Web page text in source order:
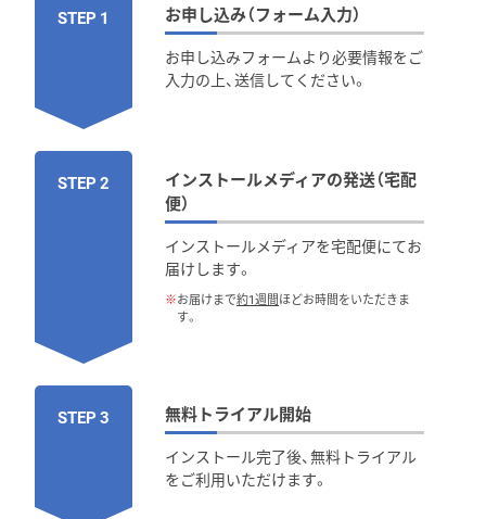
STEP 1 お申し込み（フォーム入力）
お申し込みフォームより必要情報をご
入力の上、送信してください。
STEP 2
インストールメディアの発送（宅配
便）
インストールメディアを宅配便にてお
届けします。
※お届けまで約1週間ほどお時間をいただきま
す。
STEP 3 無料トライアル開始
インストール完了後、無料トライアル
をご利用いただけます。